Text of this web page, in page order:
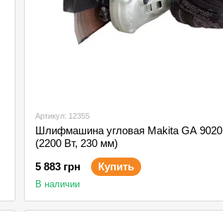
Артикул: 12355
Шлифмашина угловая Makita GA 9020
(2200 Вт, 230 мм)
5 883 грн
Купить
В наличии